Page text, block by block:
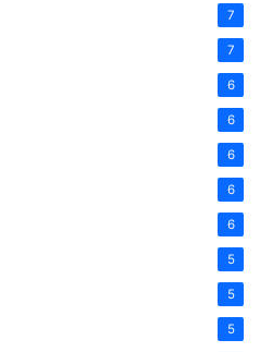
7
7
6
6
6
6
6
5
5
5